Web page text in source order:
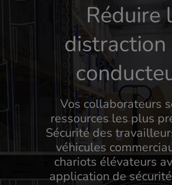
Réduire
distraction
Vos collaborateurs
ressources les plus
Sécurité des
véhicules
chariots élévateurs
application de